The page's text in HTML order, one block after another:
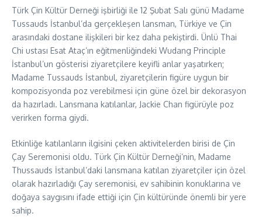
Türk Çin Kültür Derneği işbirliği ile 12 Şubat Salı günü Madame
Tussauds İstanbul’da gerçekleşen lansman, Türkiye ve Çin
arasındaki dostane ilişkileri bir kez daha pekiştirdi. Ünlü Thai
Chi ustası Esat Ataç’ın eğitmenliğindeki Wudang Principle
İstanbul’un gösterisi ziyaretçilere keyifli anlar yaşatırken;
Madame Tussauds İstanbul, ziyaretçilerin figüre uygun bir
kompozisyonda poz verebilmesi için güne özel bir dekorasyon
da hazırladı. Lansmana katılanlar, Jackie Chan figürüyle poz
verirken forma giydi.
Etkinliğe katılanların ilgisini çeken aktivitelerden birisi de Çin
Çay Seremonisi oldu. Türk Çin Kültür Derneği’nin, Madame
Thussauds İstanbul’daki lansmana katılan ziyaretçiler için özel
olarak hazırladığı Çay seremonisi, ev sahibinin konuklarına ve
doğaya saygısını ifade ettiği için Çin kültüründe önemli bir yere
sahip.